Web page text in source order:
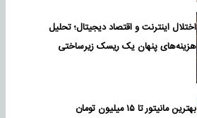
اختلال اینترنت و اقتصاد دیجیتال؛ تحلیل
هزینه‌های پنهان یک ریسک زیرساختی
بهترین مانیتور تا ۱۵ میلیون تومان